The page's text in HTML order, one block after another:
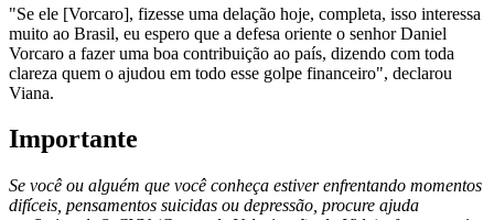
"Se ele [Vorcaro], fizesse uma delação hoje, completa, isso interessa
muito ao Brasil, eu espero que a defesa oriente o senhor Daniel
Vorcaro a fazer uma boa contribuição ao país, dizendo com toda
clareza quem o ajudou em todo esse golpe financeiro", declarou
Viana.
Importante
Se você ou alguém que você conheça estiver enfrentando momentos
difíceis, pensamentos suicidas ou depressão, procure ajuda